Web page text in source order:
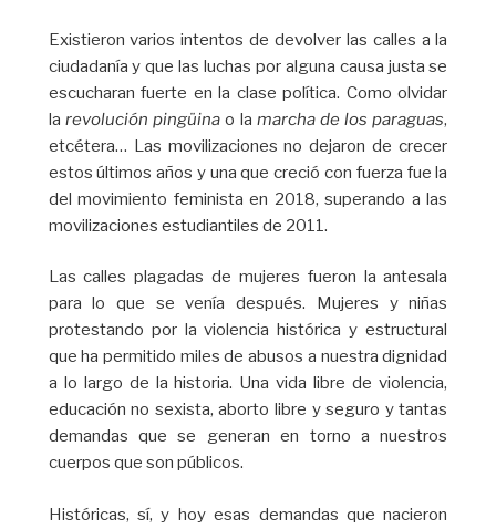
Existieron varios intentos de devolver las calles a la
ciudadanía y que las luchas por alguna causa justa se
escucharan fuerte en la clase política. Como olvidar
la revolución pingüina o la marcha de los paraguas,
etcétera… Las movilizaciones no dejaron de crecer
estos últimos años y una que creció con fuerza fue la
del movimiento feminista en 2018, superando a las
movilizaciones estudiantiles de 2011.
Las calles plagadas de mujeres fueron la antesala
para lo que se venía después. Mujeres y niñas
protestando por la violencia histórica y estructural
que ha permitido miles de abusos a nuestra dignidad
a lo largo de la historia. Una vida libre de violencia,
educación no sexista, aborto libre y seguro y tantas
demandas que se generan en torno a nuestros
cuerpos que son públicos.
Históricas, sí, y hoy esas demandas que nacieron